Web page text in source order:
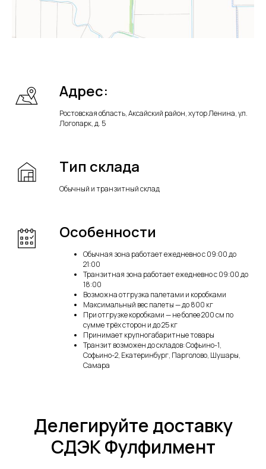
Адрес:
Ростовская область, Аксайский район, хутор Ленина, ул.
Логопарк, д. 5
Тип склада
Обычный и транзитный склад
Особенности
Обычная зона работает ежедневно с 09:00 до
21:00
Транзитная зона работает ежедневно с 09:00 до
18:00
Возможна отгрузка палетами и коробками
Максимальный вес палеты — до 800 кг
При отгрузке коробками — не более 200 см по
сумме трёх сторон и до 25 кг
Принимает крупногабаритные товары
Транзит возможен до складов: Софьино-1,
Софьино-2, Екатеринбург, Парголово, Шушары,
Самара
Делегируйте доставку
СДЭК Фулфилмент